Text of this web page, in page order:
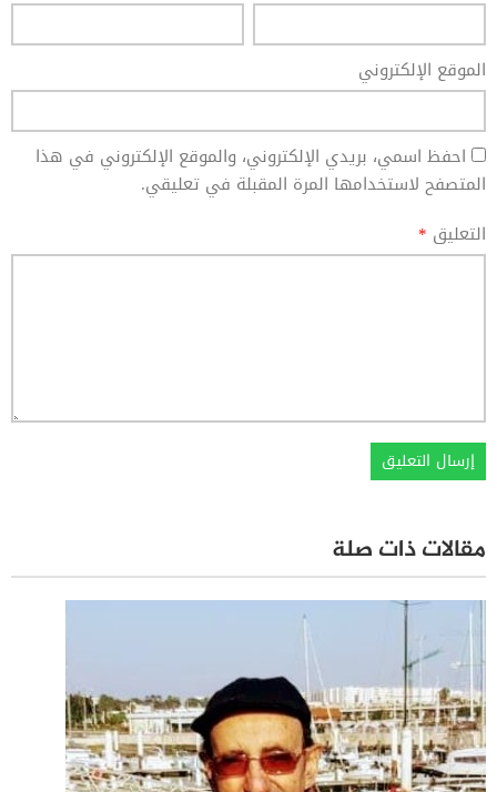
الموقع الإلكتروني
احفظ اسمي، بريدي الإلكتروني، والموقع الإلكتروني في هذا
المتصفح لاستخدامها المرة المقبلة في تعليقي.
التعليق *
مقالات ذات صلة